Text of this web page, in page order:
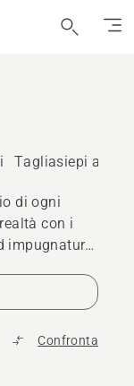
Tagliasiepi a
di ogni
con i
impugnatura
il risultato
per
Trova il
Confronta